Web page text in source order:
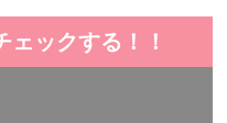
ェックする！！